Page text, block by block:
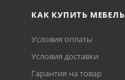
КАК КУПИТЬ МЕБЕЛЬ
Условия оплаты
Условия доставки
Гарантия на товар